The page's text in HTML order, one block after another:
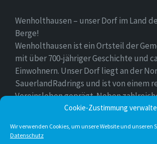
Cookie-Zustimmung
Wir verwenden Cookies, um unsere Website und unseren
Datenschutz
Wenholthausen – unser Dorf im Land
Berge!
Wenholthausen ist ein Ortsteil der
mit über 700-jähriger Geschichte und
Einwohnern. Unser Dorf liegt an der
SauerlandRadrings und ist von einem
Vereinsleben geprägt. Neben
Freizeitmöglichkeiten ist unser Ort für